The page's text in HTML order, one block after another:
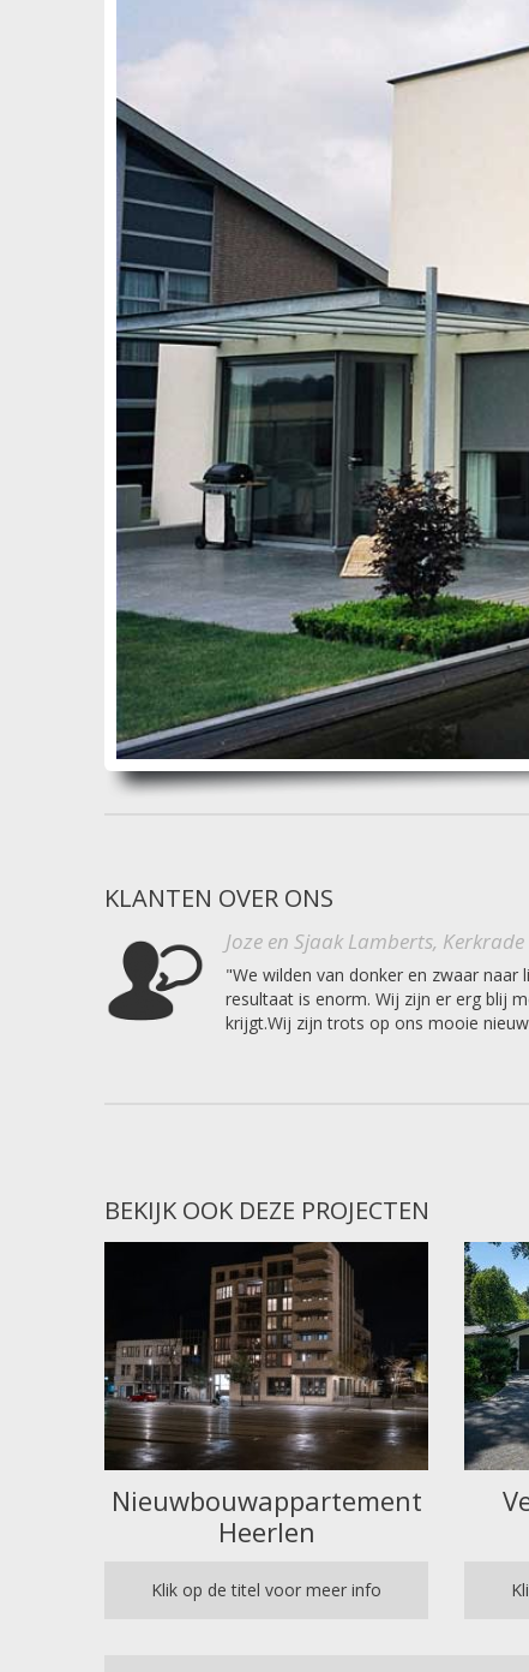
KLANTEN OVER ONS
Joze en Sjaak Lamberts, Kerkrade
"We wilden van donker en zwaar
resultaat is enorm. Wij zijn er erg blij
krijgt.Wij zijn trots op ons mooie
BEKIJK OOK DEZE PROJECTEN
Nieuwbouwappartement
Heerlen
Klik op de titel voor meer info